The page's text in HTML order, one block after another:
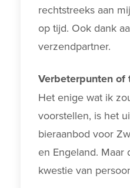
rechtstreeks aan
op tijd. Ook dank
verzendpartner.
Verbeterpunten of
Het enige wat ik
voorstellen, is het
bieraanbod voor
en Engeland. Maar
kwestie van